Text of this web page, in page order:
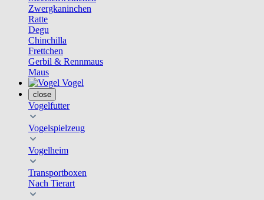
Zwergkaninchen
Ratte
Degu
Chinchilla
Frettchen
Gerbil & Rennmaus
Maus
Vogel
close
Vogelfutter
Vogelspielzeug
Vogelheim
Transportboxen
Nach Tierart